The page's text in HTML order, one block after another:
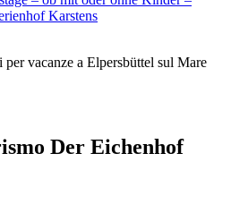
per vacanze a Elpersbüttel sul Mare
Der Eichenhof